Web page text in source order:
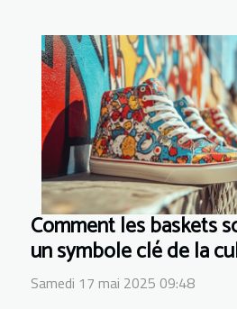
Comment les baskets
un symbole clé de la
Samedi 17 mai 2025 09:48